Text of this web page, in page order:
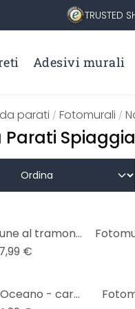
TRUSTED
Adesivi murali
parati / Fotomurali /
Fotomurale Dune al tramonto
€
Fotomurale - Oceano - carta da parati in tessuto non tessuto/carta da parati in tessuto non tessuto